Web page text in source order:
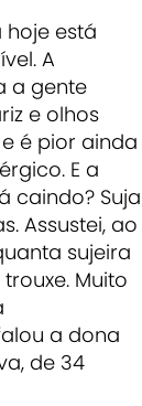
hoje está
A
a gente
e olhos
é pior ainda
E a
caindo? Suja
Assustei, ao
sujeira
Muito
a dona
de 34